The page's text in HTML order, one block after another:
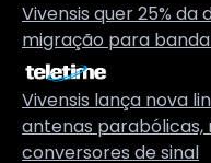
Vivensis quer 25%
migração para banda
Vivensis lança nova
antenas
conversores de sinal